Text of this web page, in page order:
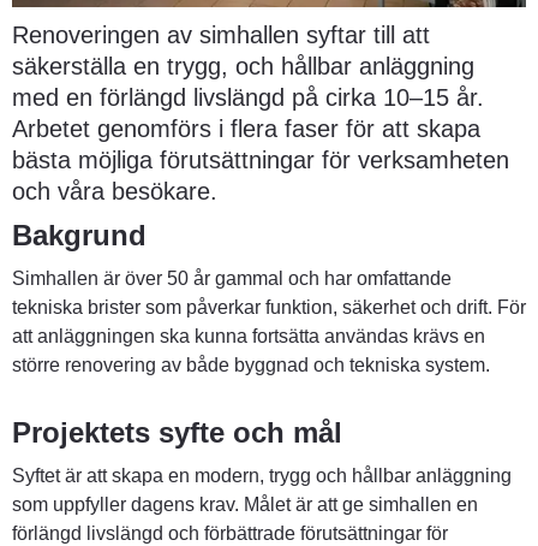
Renoveringen av simhallen syftar till att
säkerställa en trygg, och hållbar anläggning
med en förlängd livslängd på cirka 10–15 år.
Arbetet genomförs i flera faser för att skapa
bästa möjliga förutsättningar för verksamheten
och våra besökare.
Bakgrund
Simhallen är över 50 år gammal och har omfattande
tekniska brister som påverkar funktion, säkerhet och drift. För
att anläggningen ska kunna fortsätta användas krävs en
större renovering av både byggnad och tekniska system.
Projektets syfte och mål
Syftet är att skapa en modern, trygg och hållbar anläggning
som uppfyller dagens krav. Målet är att ge simhallen en
förlängd livslängd och förbättrade förutsättningar för